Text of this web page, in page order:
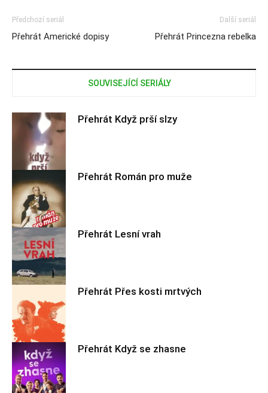
Předchozí seriál
Přehrát Americké dopisy
Další seriál
Přehrát Princezna rebelka
SOUVISEJÍCÍ SERIÁLY
Filmové nebe
Přehrát Když prší slzy
Filmové nebe
Přehrát Román pro muže
Filmové nebe
Přehrát Lesní vrah
Filmové nebe
Přehrát Přes kosti mrtvých
Přehrát Když se zhasne